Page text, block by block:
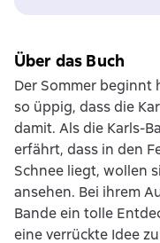
Über das Buch
Der Sommer beginnt
so üppig, dass die
damit. Als die Karls-
erfährt, dass in den
Schnee liegt, wollen
ansehen. Bei ihrem
Bande ein tolle
eine verrückte Idee